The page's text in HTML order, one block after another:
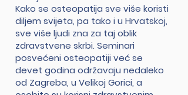
Kako se osteopatija sve više koristi
diljem svijeta, pa tako i u Hrvatskoj,
sve više ljudi zna za taj oblik
zdravstvene skrbi. Seminari
posvećeni osteopatiji već se
devet godina održavaju nedaleko
od Zagreba, u Velikoj Gorici, a